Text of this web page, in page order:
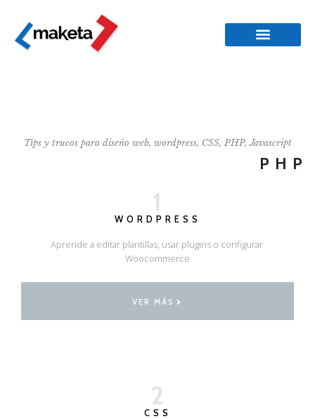
Tips y trucos para diseño web, wordpress, CSS, PHP, Javascript
PHP
1
WORDPRESS
Aprende a editar plantillas, usar plugins o configurar
Woocommerce
VER MÁS
2
CSS